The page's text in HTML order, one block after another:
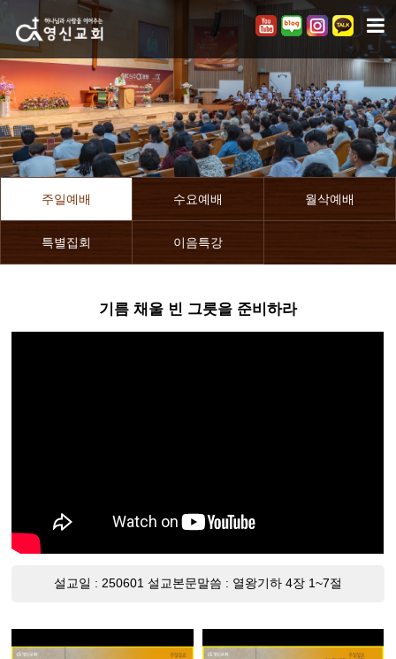
주일예배 수요예배 월삭예배
특별집회 이음특강
기름 채울 빈 그릇을 준비하라
설교일 : 250601 설교본문말씀 : 열왕기하 4장 1~7절